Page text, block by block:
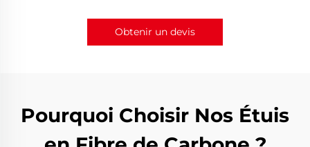
Obtenir un devis
Pourquoi Choisir Nos Étuis